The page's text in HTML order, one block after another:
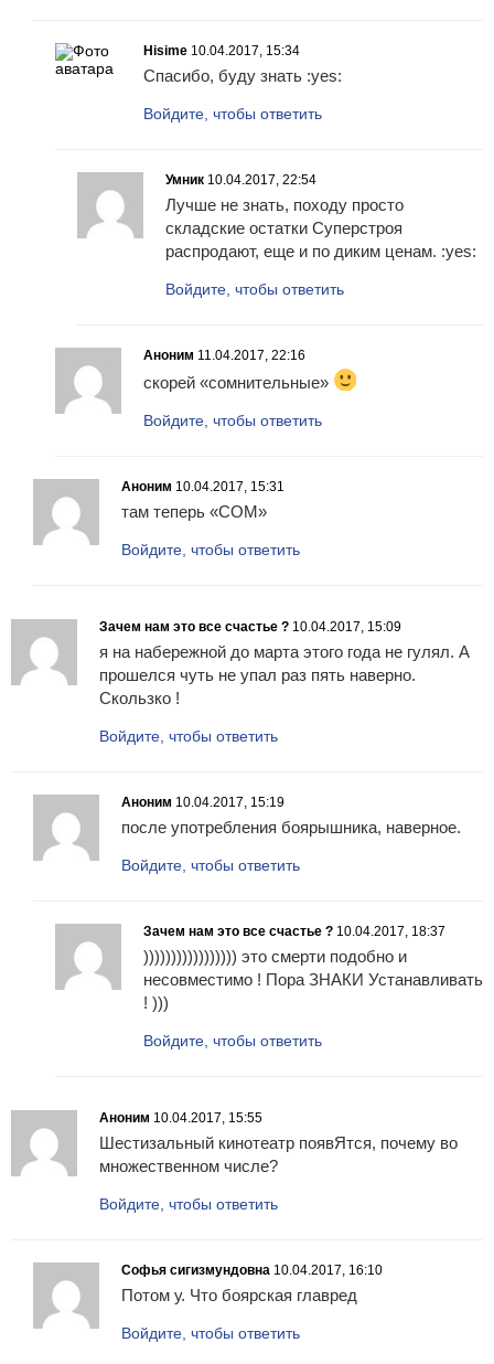
Hisime 10.04.2017, 15:34
Спасибо, буду знать :yes:
Войдите, чтобы ответить
Умник 10.04.2017, 22:54
Лучше не знать, походу просто
складские остатки Суперстроя
распродают, еще и по диким ценам. :yes:
Войдите, чтобы ответить
Аноним 11.04.2017, 22:16
скорей «сомнительные»
Войдите, чтобы ответить
Аноним 10.04.2017, 15:31
там теперь «СОМ»
Войдите, чтобы ответить
Зачем нам это все счастье ? 10.04.2017, 15:09
я на набережной до марта этого года не гулял. А
прошелся чуть не упал раз пять наверно.
Скользко !
Войдите, чтобы ответить
Аноним 10.04.2017, 15:19
после употребления боярышника, наверное.
Войдите, чтобы ответить
Зачем нам это все счастье ? 10.04.2017, 18:37
))))))))))))))))) это смерти подобно и
несовместимо ! Пора ЗНАКИ Устанавливать
! )))
Войдите, чтобы ответить
Аноним 10.04.2017, 15:55
Шестизальный кинотеатр появЯтся, почему во
множественном числе?
Войдите, чтобы ответить
Софья сигизмундовна 10.04.2017, 16:10
Потом у. Что боярская главред
Войдите, чтобы ответить